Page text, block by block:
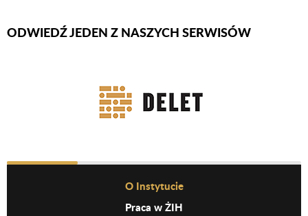
Firmy Rotator
ODWIEDŹ JEDEN Z NASZYCH SERWISÓW
Before Footer MenuO Instytucie
Praca w ŻIH